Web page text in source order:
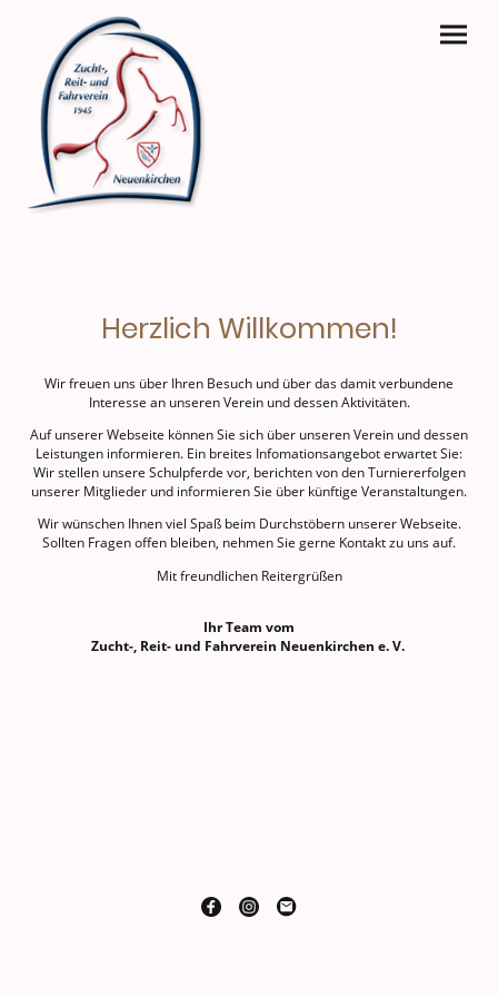
Herzlich Willkommen!
Wir freuen uns über Ihren Besuch und über das damit verbundene
Interesse an unseren Verein und dessen Aktivitäten.
Auf unserer Webseite können Sie sich über unseren Verein und dessen
Leistungen informieren. Ein breites Infomationsangebot erwartet Sie:
Wir stellen unsere Schulpferde vor, berichten von den Turniererfolgen
unserer Mitglieder und informieren Sie über künftige Veranstaltungen.
Wir wünschen Ihnen viel Spaß beim Durchstöbern unserer Webseite.
Sollten Fragen offen bleiben, nehmen Sie gerne Kontakt zu uns auf.
Mit freundlichen Reitergrüßen
Ihr Team vom
Zucht-, Reit- und Fahrverein Neuenkirchen e. V.